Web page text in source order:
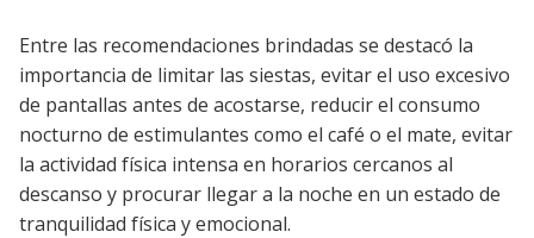
Entre las recomendaciones brindadas se destacó la
importancia de limitar las siestas, evitar el uso excesivo
de pantallas antes de acostarse, reducir el consumo
nocturno de estimulantes como el café o el mate, evitar
la actividad física intensa en horarios cercanos al
descanso y procurar llegar a la noche en un estado de
tranquilidad física y emocional.